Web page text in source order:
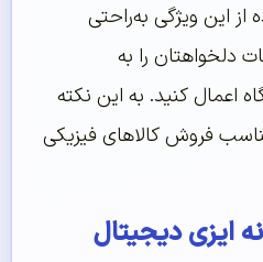
این ویژگی به‌راحتی
دلخواهتان را به
کنید. به این نکته
فروش کالاهای فیزیکی
ایزی دیجیتال